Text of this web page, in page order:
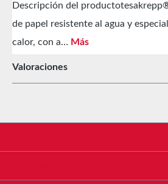
Descripción del
de papel resistente al agua y
calor, con a… Más
Valoraciones